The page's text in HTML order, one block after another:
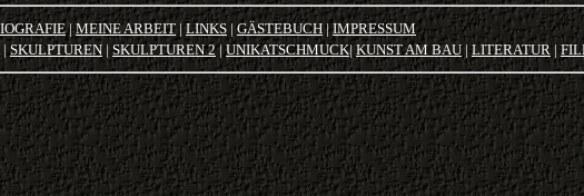
|MEINE ARBEIT |LINKS |GÄSTEBUCH|IMPRESSUM
|SKULPTUREN | SKULPTUREN 2|UNIKATSCHMUCK|KUNST AM BAU|LITERATUR|